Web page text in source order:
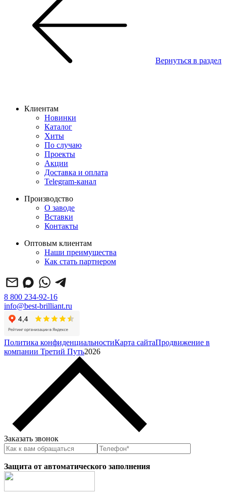
Вернуться в раздел
Клиентам
Новинки
Каталог
Хиты
По случаю
Проекты
Акции
Доставка и оплата
Telegram-канал
Производство
О заводе
Вставки
Контакты
Оптовым клиентам
Наши преимущества
Как стать партнером
8 800 234-92-16
info@best-brilliant.ru
Политика конфиденциальностиКарта сайтаПродвижение в
компании Третий Путь2026
Заказать звонок
Защита от автоматического заполнения